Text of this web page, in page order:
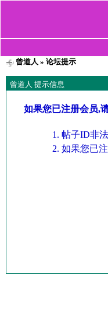
曾道人 » 论坛提示
曾道人 提示信息
如果您已注册会员,
帖子ID非法
如果您已